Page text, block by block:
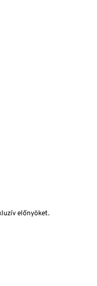
előnyöket.